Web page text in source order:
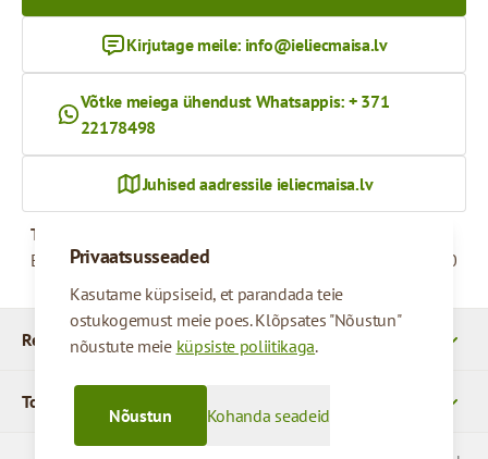
Privaatsusseaded
Kasutame küpsiseid, et parandada teie
ostukogemust meie poes. Klõpsates "Nõustun"
nõustute meie küpsiste poliitikaga.
Kohanda seadeid
Nõustun
Rekvizītid
Tooted
Kirjutage meile: info@ieliecmaisa.lv
Võtke meiega ühendust Whatsappis: + 371
22178498
Juhised aadressile ieliecmaisa.lv
Tööaeg
Esmaspäevast reedeni
09:00 - 17:00